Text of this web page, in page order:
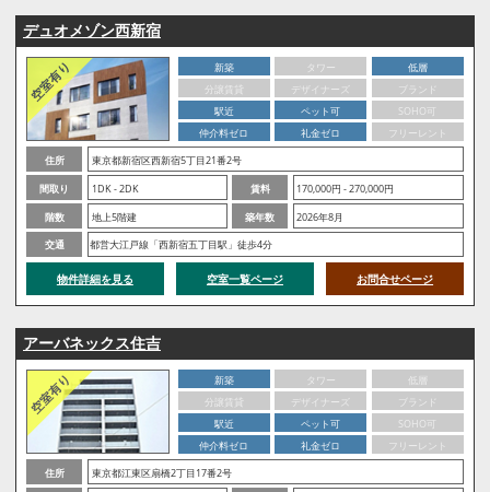
デュオメゾン西新宿
新築 タワー
低層
分譲賃貸
デザイナーズ
ブランド
駅近
ペット可
SOHO可
仲介料ゼロ
礼金ゼロ
フリーレント
住所
東京都新宿区西新宿5丁目21番2号
間取り
1DK - 2DK 賃料
170,000円 - 270,000円
階数
地上5階建 築年数
2026年8月
交通
都営大江戸線「西新宿五丁目駅」徒歩4分
物件詳細を見る 空室一覧ページ お問合せページ
アーバネックス住吉
新築 タワー
低層
分譲賃貸
デザイナーズ
ブランド
駅近
ペット可
SOHO可
仲介料ゼロ
礼金ゼロ
フリーレント
住所
東京都江東区扇橋2丁目17番2号